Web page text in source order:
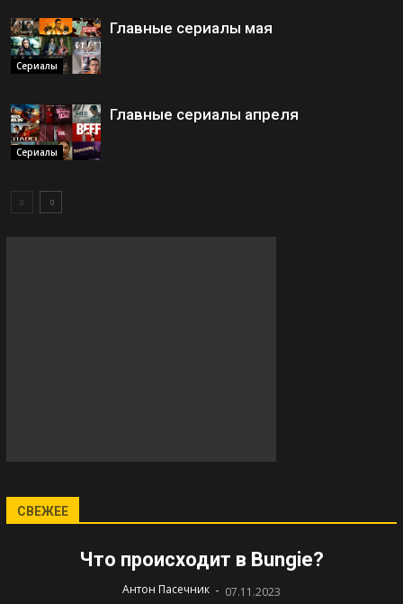
Сериалы
Главные сериалы мая
Сериалы
Главные сериалы апреля
СВЕЖЕЕ
Что происходит в Bungie?
Антон Пасечник - 07.11.2023